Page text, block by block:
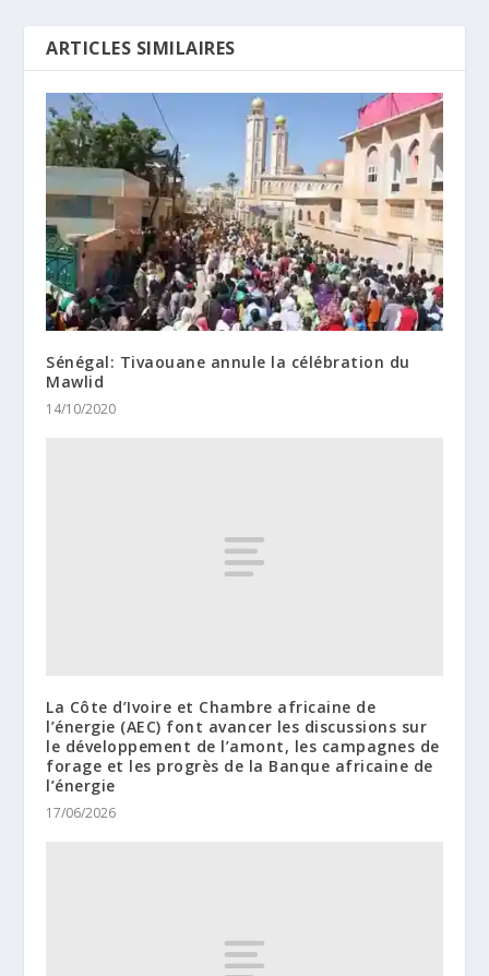
ARTICLES SIMILAIRES
Sénégal: Tivaouane annule la célébration du
Mawlid
14/10/2020
La Côte d’Ivoire et Chambre africaine de
l’énergie (AEC) font avancer les discussions sur
le développement de l’amont, les campagnes de
forage et les progrès de la Banque africaine de
l’énergie
17/06/2026